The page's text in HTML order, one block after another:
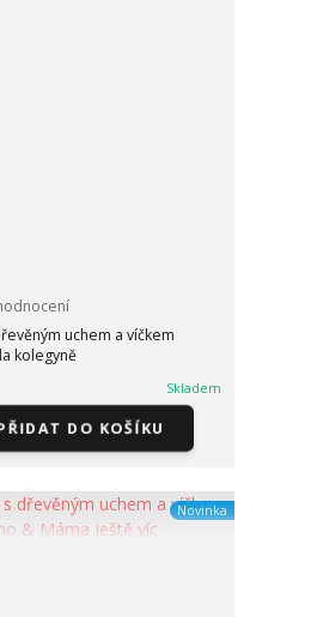
uchem a víčkem
kolegyně
Skladem
DO KOŠÍKU
Novinka